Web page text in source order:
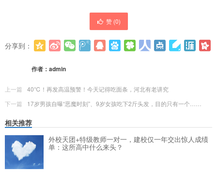
赞 (0)
分享到：
作者： admin
上一篇
40℃！再发高温预警！今天记得吃面条，河北有老讲究
下一篇
17岁男孩自曝“恶魔时刻”、9岁女孩吃下2斤头发，目的只有一个……
相关推荐
外校天团+特级教师一对一，建校仅一年交出惊人成绩
单：这所高中什么来头？